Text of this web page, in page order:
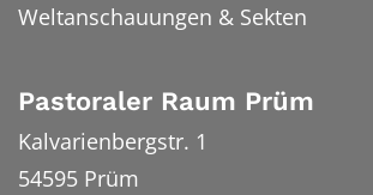
Weltanschauungen & Sekten
Pastoraler Raum Prüm
Kalvarienbergstr. 1
54595 Prüm